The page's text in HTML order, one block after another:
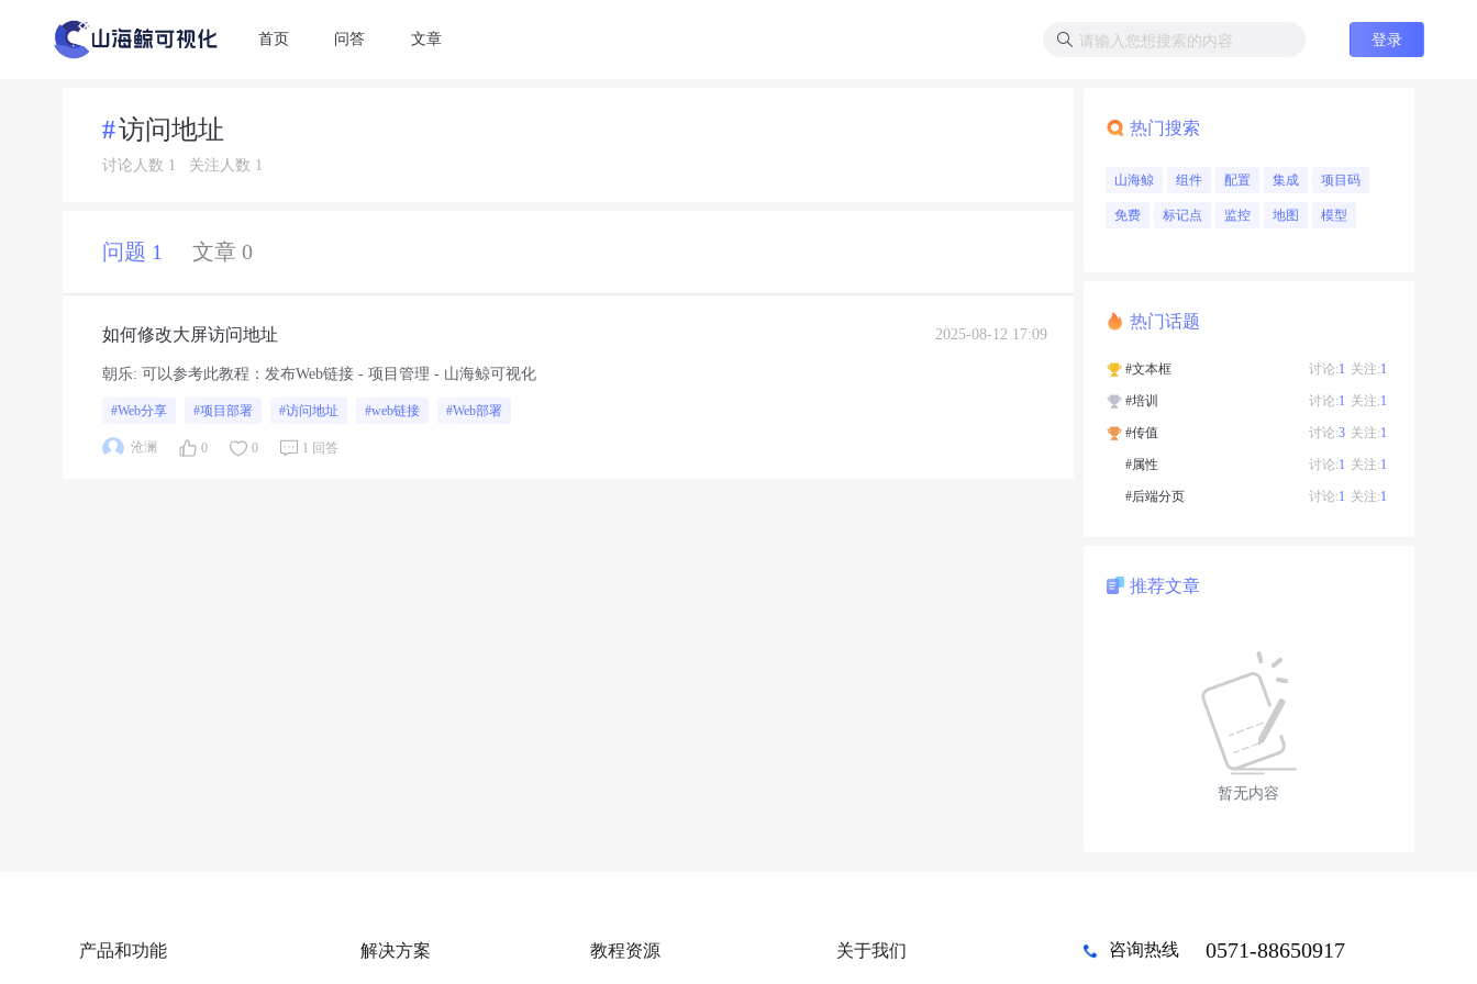
首页 问答 文章 登录
访问地址
讨论人数 1 关注人数 1
问题 1 文章 0
如何修改大屏访问地址 2025-08-12 17:09
朝乐: 可以参考此教程：发布Web链接 - 项目管理 - 山海鲸可视化
#Web分享 #项目部署 #访问地址 #web链接 #Web部署
沧澜 0 0 1 回答
热门搜索
山海鲸 组件 配置 集成 项目码
免费 标记点 监控 地图 模型
热门话题
#文本框 讨论:1 关注:1
#培训 讨论:1 关注:1
#传值 讨论:3 关注:1
#属性 讨论:1 关注:1
#后端分页 讨论:1 关注:1
推荐文章
暂无内容
产品和功能 解决方案 教程资源 关于我们 咨询热线 0571-88650917